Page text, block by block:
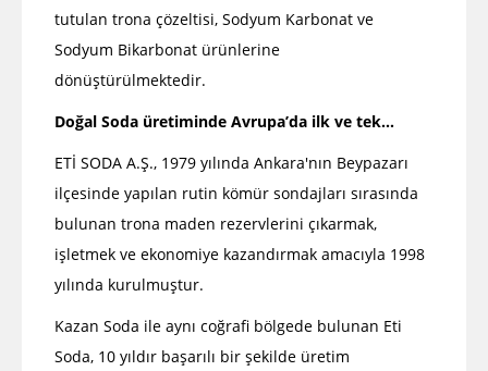
tutulan trona çözeltisi, Sodyum Karbonat ve
Sodyum Bikarbonat ürünlerine
dönüştürülmektedir.
Doğal Soda üretiminde Avrupa’da ilk ve tek...
ETİ SODA A.Ş., 1979 yılında Ankara'nın Beypazarı
ilçesinde yapılan rutin kömür sondajları sırasında
bulunan trona maden rezervlerini çıkarmak,
işletmek ve ekonomiye kazandırmak amacıyla 1998
yılında kurulmuştur.
Kazan Soda ile aynı coğrafi bölgede bulunan Eti
Soda, 10 yıldır başarılı bir şekilde üretim